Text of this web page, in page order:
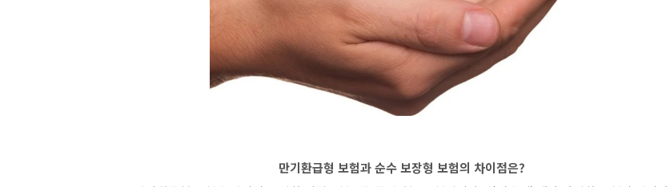
만기환급형 보험과 순수 보장형 보험의 차이점은?